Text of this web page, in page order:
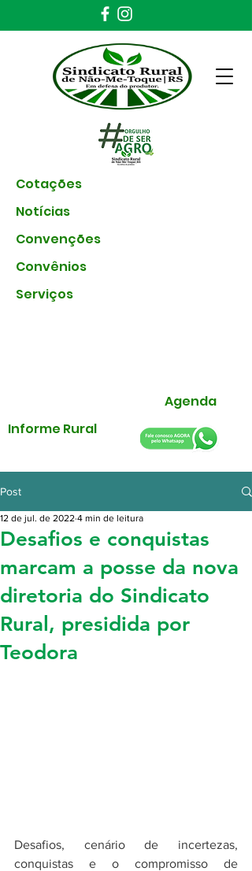
Cotações
Notícias
Convenções
Convênios
Serviços
Agenda
Informe Rural
Post
Desafios e conquistas
marcam a posse da nova
diretoria do Sindicato
Rural, presidida por
Teodora
12 de jul. de 2022 4 min de leitura
Desafios, cenário de incertezas,
conquistas e o compromisso de